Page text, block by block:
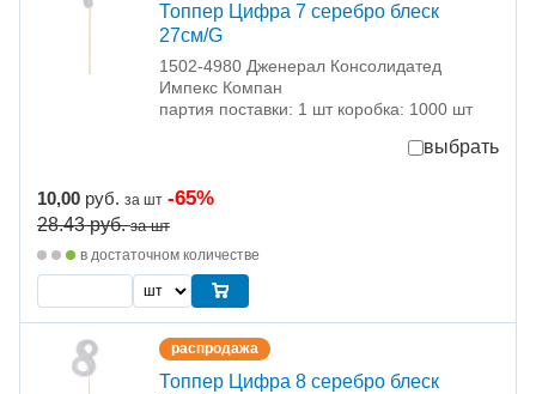
Топпер Цифра 7 серебро блеск
27см/G
1502-4980 Дженерал Консолидатед
Импекс Компан
партия поставки: 1 шт коробка: 1000 шт
выбрать
10,00 руб. за шт -65%
28.43руб. за шт
в достаточном количестве
распродажа
Топпер Цифра 8 серебро блеск